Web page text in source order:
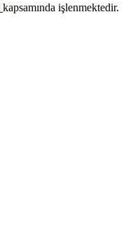
kapsamında işlenmektedir.